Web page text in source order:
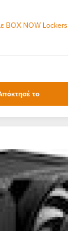
BOX NOW Lockers
το